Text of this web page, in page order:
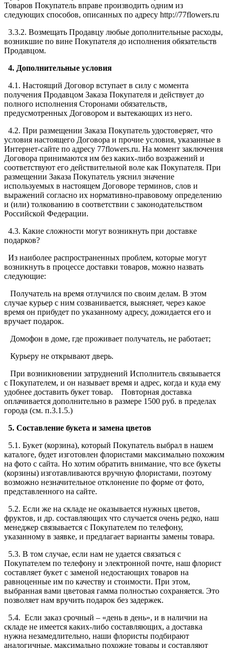
Товаров Покупатель вправе производить одним из
следующих способов, описанных по адресу http://77flowers.ru
3.3.2. Возмещать Продавцу любые дополнительные расходы,
возникшие по вине Покупателя до исполнения обязательств
Продавцом.
4. Дополнительные условия
4.1. Настоящий Договор вступает в силу с момента
получения Продавцом Заказа Покупателя и действует до
полного исполнения Сторонами обязательств,
предусмотренных Договором и вытекающих из него.
4.2. При размещении Заказа Покупатель удостоверяет, что
условия настоящего Договора и прочие условия, указанные в
Интернет-сайте по адресу 77flowers.ru. На момент заключения
Договора принимаются им без каких-либо возражений и
соответствуют его действительной воле как Покупателя. При
размещении Заказа Покупатель уяснил значение
используемых в настоящем Договоре терминов, слов и
выражений согласно их нормативно-правовому определению
и (или) толкованию в соответствии с законодательством
Российской Федерации.
4.3. Какие сложности могут возникнуть при доставке
подарков?
Из наиболее распространенных проблем, которые могут
возникнуть в процессе доставки товаров, можно назвать
следующие:
Получатель на время отлучился по своим делам. В этом
случае курьер с ним созванивается, выясняет, через какое
время он прибудет по указанному адресу, дожидается его и
вручает подарок.
Домофон в доме, где проживает получатель, не работает;
Курьеру не открывают дверь.
При возникновении затруднений Исполнитель связывается
с Покупателем, и он называет время и адрес, когда и куда ему
удобнее доставить букет товар. Повторная доставка
оплачивается дополнительно в размере 1500 руб. в пределах
города (см. п.3.1.5.)
5. Составление букета и замена цветов
5.1. Букет (корзина), который Покупатель выбрал в нашем
каталоге, будет изготовлен флористами максимально похожим
на фото с сайта. Но хотим обратить внимание, что все букеты
(корзины) изготавливаются вручную флористами, поэтому
возможно незначительное отклонение по форме от фото,
представленного на сайте.
5.2. Если же на складе не оказывается нужных цветов,
фруктов, и др. составляющих что случается очень редко, наш
менеджер связывается с Покупателем по телефону,
указанному в заявке, и предлагает варианты замены товара.
5.3. В том случае, если нам не удается связаться c
Покупателем по телефону и электронной почте, наш флорист
составляет букет с заменой недостающих товаров на
равноценные им по качеству и стоимости. При этом,
выбранная вами цветовая гамма полностью сохраняется. Это
позволяет нам вручить подарок без задержек.
5.4. Если заказ срочный – «день в день», и в наличии на
складе не имеется каких-либо составляющих, а доставка
нужна незамедлительно, наши флористы подбирают
аналогичные, максимально похожие товары и составляют